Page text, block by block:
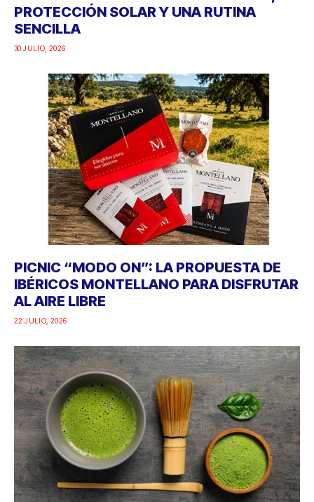
PROTECCIÓN SOLAR Y UNA RUTINA
SENCILLA
30 JULIO, 2026
PICNIC “MODO ON”: LA PROPUESTA DE
IBÉRICOS MONTELLANO PARA DISFRUTAR
AL AIRE LIBRE
22 JULIO, 2026